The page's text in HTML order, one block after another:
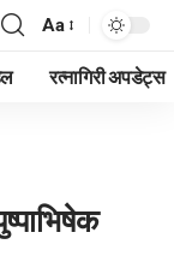
Font
Resizer
Aa
रत्नागिरी अपडेट्स